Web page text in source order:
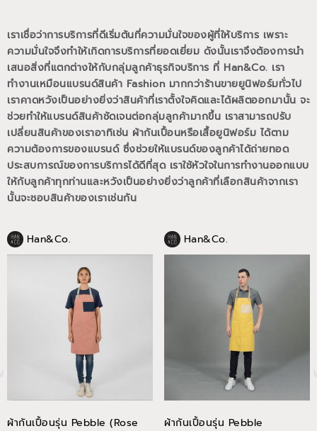
เราเชื่อว่าการบริการที่ดีเริ่มต้นที่ความมั่นใจของผู้ที่ให้บริการ เพราะ
ความมั่นใจจึงทำให้เกิดการบริการที่ยอดเยี่ยม ดังนั้นเราจึงต้องการนำ
เสนอสิ่งที่แตกต่างให้กับกลุ่มลูกค้าธุรกิจบริการ ที่ Han&Co. เรา
ทำงานเหมือนแบรนด์สินค้า Fashion มากกว่าร้านขายยูนิฟอร์มทั่วไป
เราคาดหวังเป็นอย่างยิ่งว่าสินค้าที่เราตั้งใจคิดและได้ผลิตออกมานั้น จะ
ช่วยทำให้แบรนด์สินค้าชัดเจนต่อกลุ่มลูกค้ามากขึ้น เราสามารถปรับ
เปลี่ยนสินค้าของเราอาทิเช่น ผ้ากันเปื้อนหรือเสื้อยูนิฟอร์ม ได้ตาม
ความต้องการของแบรนด์ ซึ่งช่วยให้แบรนด์ของลูกค้าได้ถ่ายทอด
ประสบการณ์ของการบริการได้ดีที่สุด เราใช้หัวใจในการทำงานออกแบบ
ให้กับลูกค้าทุกท่านและหวังเป็นอย่างยิ่งว่าลูกค้าที่เลือกสินค้าจากเรา
นั้นจะชอบสินค้าของเราเช่นกัน
Han&Co.
ผ้ากันเปื้อนรุ่น Pebble (Rose
Han&Co.
ผ้ากันเปื้อนรุ่น Pebble